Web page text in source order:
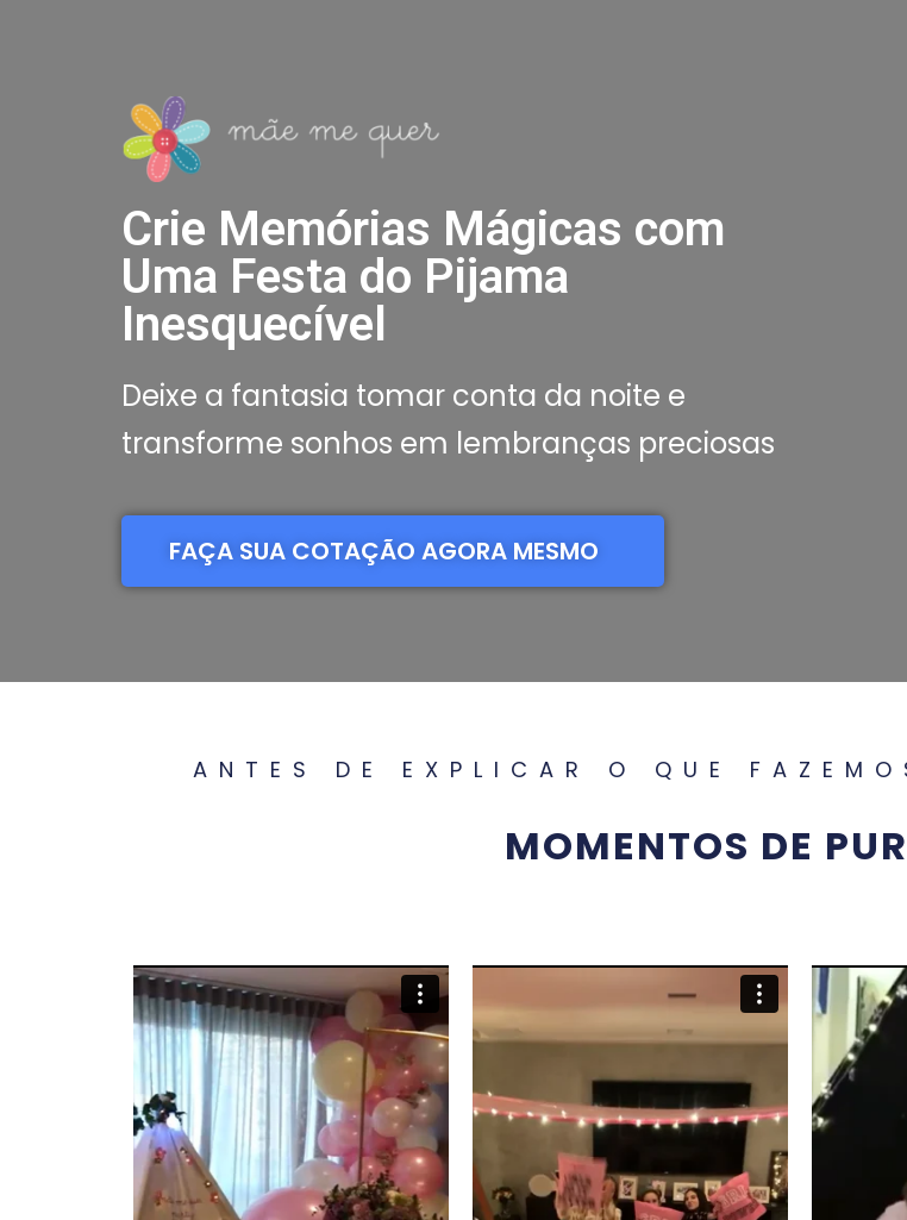
Crie Memórias Mágicas com
Uma Festa do Pijama
Inesquecível
Deixe a fantasia tomar conta da noite e
transforme sonhos em lembranças preciosas
FAÇA SUA COTAÇÃO AGORA MESMO
ANTES DE EXPLICAR O QUE
MOMENTOS DE